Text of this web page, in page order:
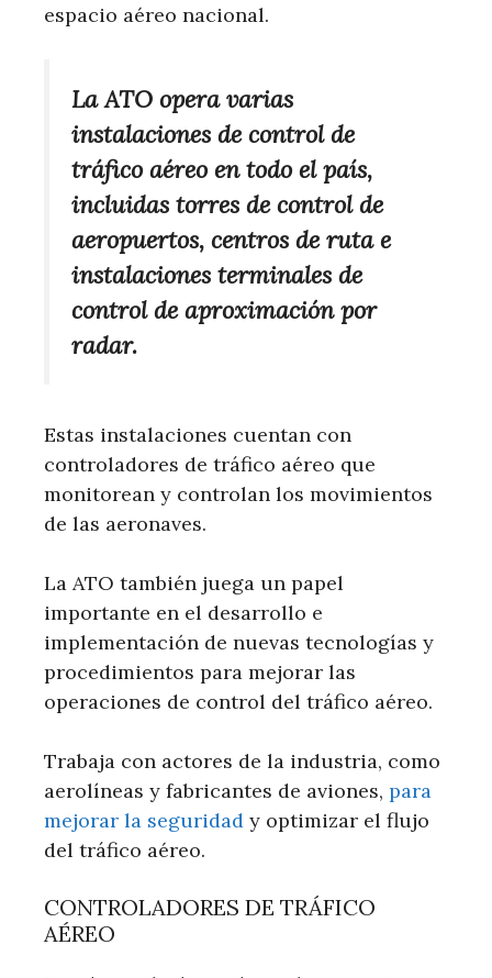
espacio aéreo nacional.
La ATO opera varias
instalaciones de control de
tráfico aéreo en todo el país,
incluidas torres de control de
aeropuertos, centros de ruta e
instalaciones terminales de
control de aproximación por
radar.
Estas instalaciones cuentan con
controladores de tráfico aéreo que
monitorean y controlan los movimientos
de las aeronaves.
La ATO también juega un papel
importante en el desarrollo e
implementación de nuevas tecnologías y
procedimientos para mejorar las
operaciones de control del tráfico aéreo.
Trabaja con actores de la industria, como
aerolíneas y fabricantes de aviones, para
mejorar la seguridad y optimizar el flujo
del tráfico aéreo.
CONTROLADORES DE TRÁFICO
AÉREO